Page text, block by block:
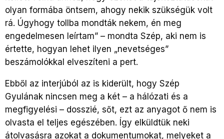
olyan formába öntsem, ahogy nekik szükségük volt
rá. Úgyhogy tollba mondták nekem, én meg
engedelmesen leírtam” – mondta Szép, aki nem is
értette, hogyan lehet ilyen „nevetséges”
beszámolókkal elveszíteni a pert.
Ebből az interjúból az is kiderült, hogy Szép
Gyulának nincsen meg a két – a hálózati és a
megfigyelési – dosszié, sőt, ezt az anyagot ő nem is
olvasta el teljes egészében. Így elküldtük neki
átolvasásra azokat a dokumentumokat, melyeket a